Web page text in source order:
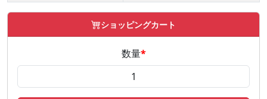
ショッピングカート
数量*